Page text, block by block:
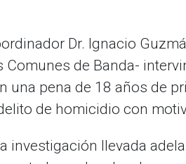
Dr. Ignacio
Comunes de Banda-
una pena de 18 años de
de homicidio con
investigación llevada